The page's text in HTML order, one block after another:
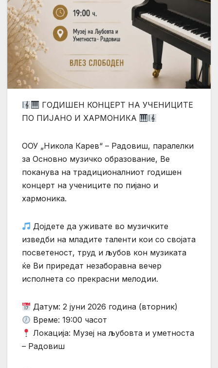
ГОДИШЕН КОНЦЕРТ НА УЧЕНИЦИТЕ
ПО ПИЈАНО И ХАРМОНИКА
ООУ „Никола Карев“ – Радовиш, паралелки
за Основно музичко образование, Ве
поканува на традиционалниот годишен
концерт на учениците по пијано и
хармоника.
Дојдете да уживате во музичките
изведби на младите таленти кои со својата
посветеност, труд и љубов кон музиката
ќе Ви приредат незаборавна вечер
исполнета со прекрасни мелодии.
Датум: 2 јуни 2026 година (вторник)
Време: 19:00 часот
Локација: Музеј на љубовта и уметноста
– Радовиш